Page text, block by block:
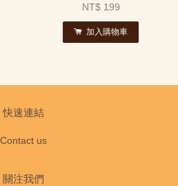
NT$ 199
加入購物車
快速連結
Contact us
關注我們